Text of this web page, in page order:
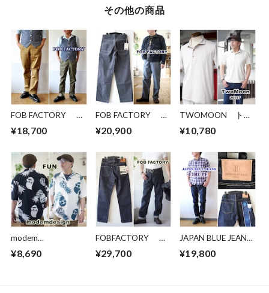
その他の商品
FOB FACTORY エ
フオービーファクト
リー ウエポンチノ
ンツ 0514
NARROW U.S
TROUSER
¥18,700
FOB FACTORY エ
フオービーファクト
リー ヒッコリーワ
F0548 ストライプ
柄パンツ
¥20,900
TWOMOON トゥ
ームーン 20187
半袖カットソー 襟
シャツ
¥10,780
modem
デザイン/ファン) 半
¥8,690
FOBFACTORY エ
リー F165 セル
¥29,700
JAPAN BLUE JEANS
ーンズ CIRCLE J301
¥19,800